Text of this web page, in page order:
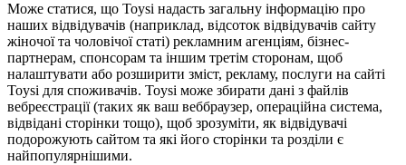
Може статися, що Toysi надасть загальну інформацію про
наших відвідувачів (наприклад, відсоток відвідувачів сайту
жіночої та чоловічої статі) рекламним агенціям, бізнес-
партнерам, спонсорам та іншим третім сторонам, щоб
налаштувати або розширити зміст, рекламу, послуги на сайті
Toysi для споживачів. Toysi може збирати дані з файлів
вебреєстрації (таких як ваш веббраузер, операційна система,
відвідані сторінки тощо), щоб зрозуміти, як відвідувачі
подорожують сайтом та які його сторінки та розділи є
найпопулярнішими.